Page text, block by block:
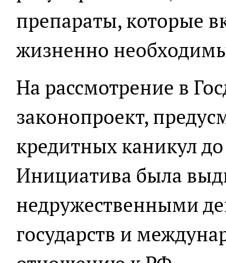
препараты, которые
жизненно
На рассмотрение в
законопроект,
кредитных каникул
Инициатива была
недружественными
государств и